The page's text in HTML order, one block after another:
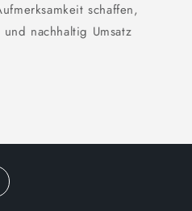
schaffen,
nachhaltig Umsatz